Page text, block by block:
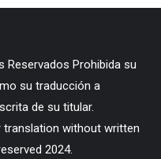
Reservados Prohibida su
su traducción a
de su titular.
translation without written
2024.